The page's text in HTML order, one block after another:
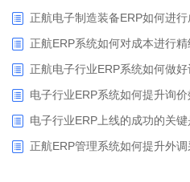
正航电子制造装备ERP如何进
正航ERP系统如何对成本进行
正航电子行业ERP系统如何做
电子行业ERP系统如何提升询
电子行业ERP上线的成功的关键
正航ERP管理系统如何提升外